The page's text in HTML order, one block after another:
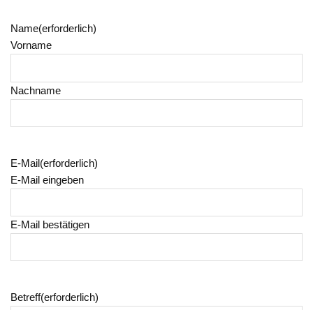
Name(erforderlich)
Vorname
Nachname
E-Mail(erforderlich)
E-Mail eingeben
E-Mail bestätigen
Betreff(erforderlich)